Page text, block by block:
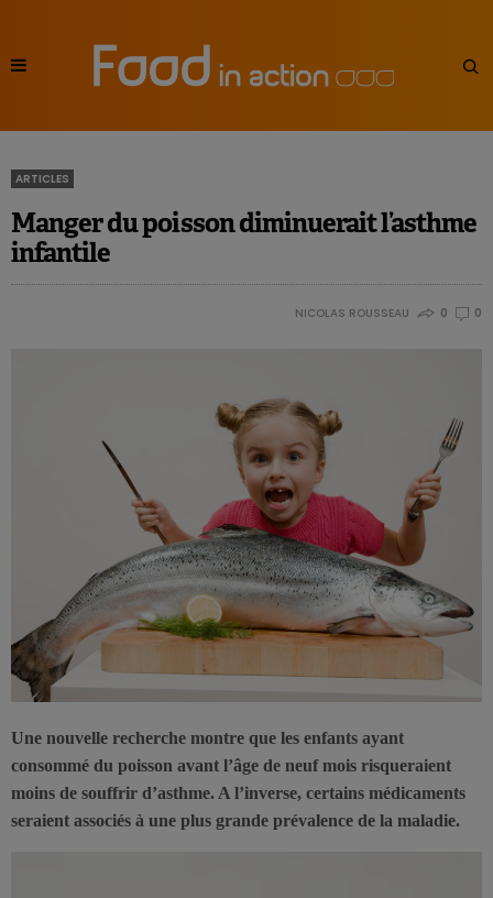
ARTICLES
Manger du poisson diminuerait l’asthme
infantile
NICOLAS ROUSSEAU 0 0
Une nouvelle recherche montre que les enfants ayant
consommé du poisson avant l’âge de neuf mois risqueraient
moins de souffrir d’asthme. A l’inverse, certains médicaments
seraient associés à une plus grande prévalence de la maladie.